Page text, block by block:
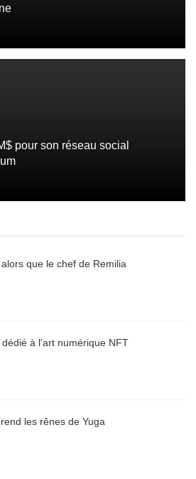
pour son réseau social
que le chef de Remilia
à l’art numérique NFT
les rênes de Yuga